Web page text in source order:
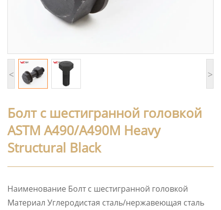
< >
Болт с шестигранной головкой
ASTM A490/A490M Heavy
Structural Black
Наименование Болт с шестигранной головкой
Материал Углеродистая сталь/нержавеющая сталь